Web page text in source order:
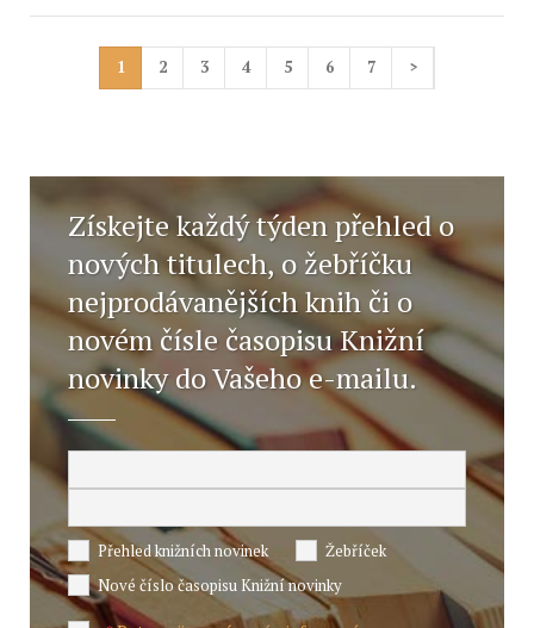
1 2 3 4 5 6 7 >
Získejte každý týden přehled o
nových titulech, o žebříčku
nejprodávanějších knih či o
novém čísle časopisu Knižní
novinky do Vašeho e-mailu.
Přehled knižních novinek
Žebříček
Nové číslo časopisu Knižní novinky